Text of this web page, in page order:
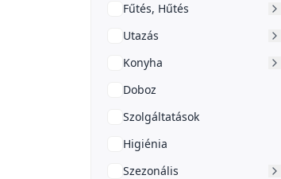
Fűtés, Hűtés
Utazás
Konyha
Doboz
Szolgáltatások
Higiénia
Szezonális